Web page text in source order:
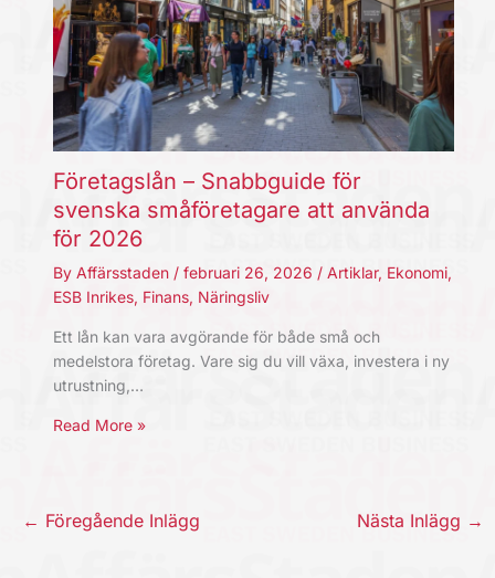
Företagslån – Snabbguide för
svenska småföretagare att använda
för 2026
By Affärsstaden / februari 26, 2026 / Artiklar, Ekonomi,
ESB Inrikes, Finans, Näringsliv
Ett lån kan vara avgörande för både små och
medelstora företag. Vare sig du vill växa, investera i ny
utrustning,…
Read More »
← Föregående Inlägg Nästa Inlägg →